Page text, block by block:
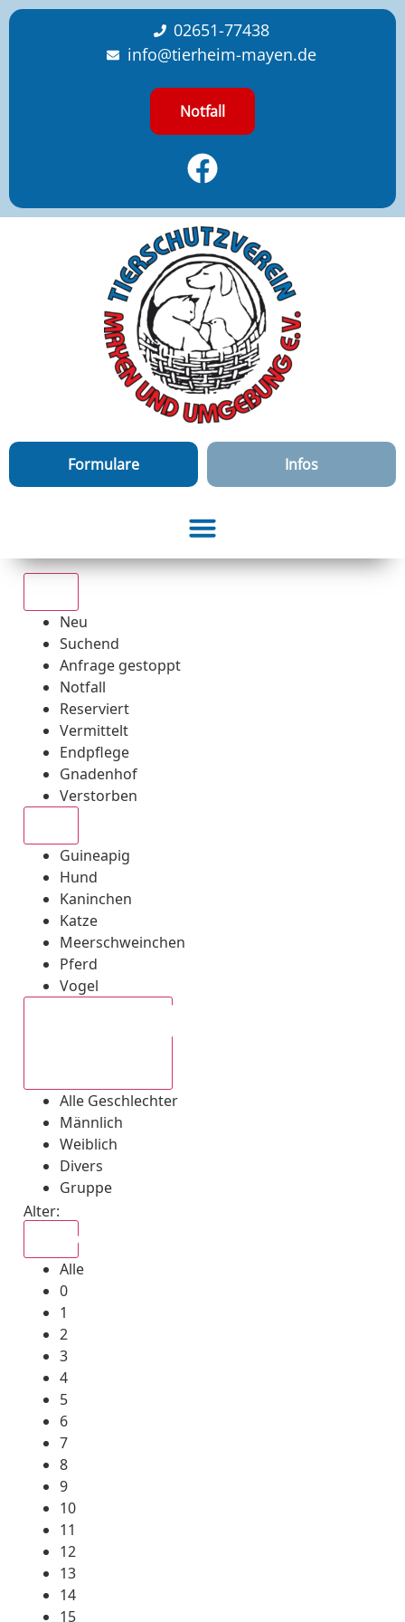
content
02651-77438
info@tierheim-mayen.de
Notfall
Formulare Infos
Neu
Suchend
Anfrage gestoppt
Notfall
Reserviert
Vermittelt
Endpflege
Gnadenhof
Verstorben
Guineapig
Hund
Kaninchen
Katze
Meerschweinchen
Pferd
Vogel
Alle Geschlechter
Männlich
Weiblich
Divers
Gruppe
Alter:
Alle
0
1
2
3
4
5
6
7
8
9
10
11
12
13
14
15